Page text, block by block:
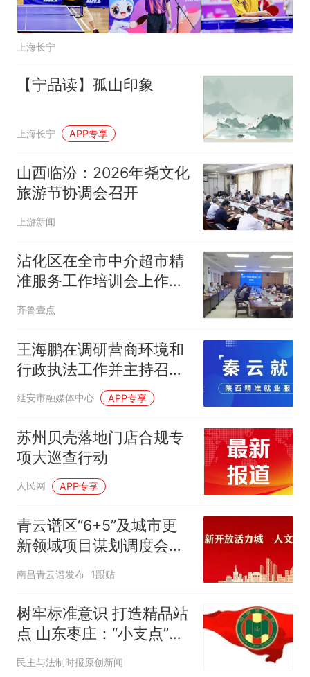
上海长宁
【宁品读】孤山印象
上海长宁 APP专享
山西临汾：2026年尧文化
旅游节协调会召开
上游新闻
沾化区在全市中介超市精
准服务工作培训会上作典
型发言
齐鲁壹点
王海鹏在调研营商环境和
行政执法工作并主持召开
优化营商环境座谈会时强
调 持续推进营商环境建设
提质增效 不断塑造高质量
发展新动能新优势
延安市融媒体中心 APP专享
苏州贝壳落地门店合规专
项大巡查行动
人民网 APP专享
青云谱区“6+5”及城市更
新领域项目谋划调度会召
开
南昌青云谱发布 1跟贴
树牢标准意识 打造精品站
点 山东枣庄：“小支点”筑
牢法学会工作“大平台”
民主与法制时报原创新闻